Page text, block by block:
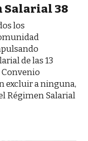
Salarial 38
los
de las 13
excluir a ninguna,
Régimen Salarial